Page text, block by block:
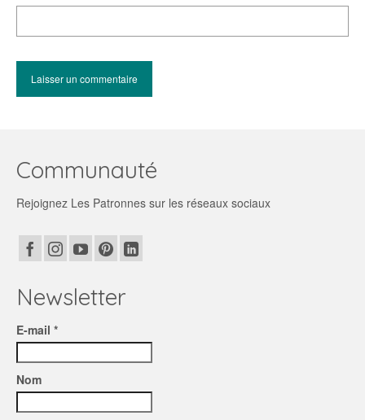
Communauté
Rejoignez Les Patronnes sur les réseaux sociaux
Newsletter
E-mail *
Nom